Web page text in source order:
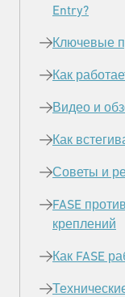
Entry?
Ключевые
Как
Видео и
Как
Советы и
FASE
креплений
Как FASE